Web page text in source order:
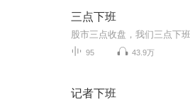
三点下班
95 43.9万
记者下班